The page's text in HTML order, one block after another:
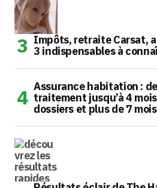
Impôts, retraite Carsat,
3 indispensables à
Assurance habitation :
traitement jusqu’à 4
dossiers et plus de 7